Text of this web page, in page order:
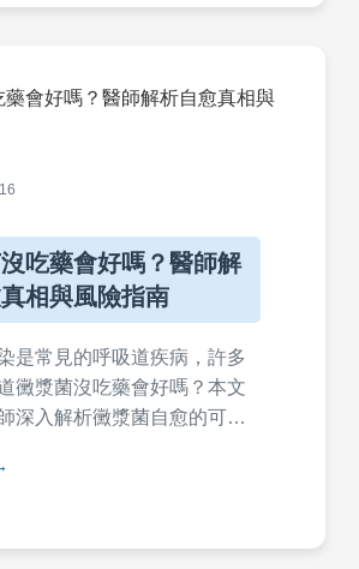
吃藥會好嗎？醫師解
相與風險指南
是常見的呼吸道疾病，許多
黴漿菌沒吃藥會好嗎？本文
深入解析黴漿菌自愈的可能
療選擇、常見問答，提供實